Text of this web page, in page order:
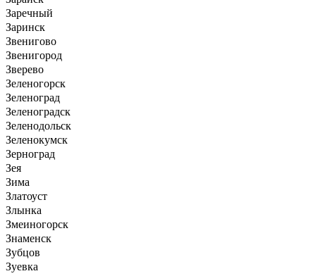
Заречный
Заринск
Звенигово
Звенигород
Зверево
Зеленогорск
Зеленоград
Зеленоградск
Зеленодольск
Зеленокумск
Зерноград
Зея
Зима
Златоуст
Злынка
Змеиногорск
Знаменск
Зубцов
Зуевка